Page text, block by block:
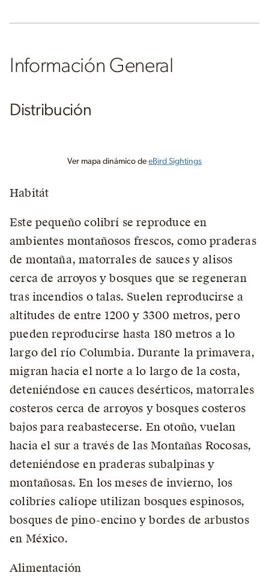
Información General
Distribución
Ver mapa dinámico de eBird Sightings
Habitát
Este pequeño colibrí se reproduce en
ambientes montañosos frescos, como praderas
de montaña, matorrales de sauces y alisos
cerca de arroyos y bosques que se regeneran
tras incendios o talas. Suelen reproducirse a
altitudes de entre 1200 y 3300 metros, pero
pueden reproducirse hasta 180 metros a lo
largo del río Columbia. Durante la primavera,
migran hacia el norte a lo largo de la costa,
deteniéndose en cauces desérticos, matorrales
costeros cerca de arroyos y bosques costeros
bajos para reabastecerse. En otoño, vuelan
hacia el sur a través de las Montañas Rocosas,
deteniéndose en praderas subalpinas y
montañosas. En los meses de invierno, los
colibríes calíope utilizan bosques espinosos,
bosques de pino-encino y bordes de arbustos
en México.
Alimentación